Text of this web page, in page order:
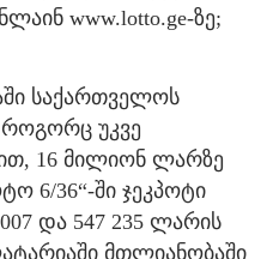
www.lotto.ge-ზე;
საქართველოს
უკვე
16 მილიონ ლარზე
6/36“-ში ჯეკპოტი
და 547 235 ლარის
მთლიანობაში